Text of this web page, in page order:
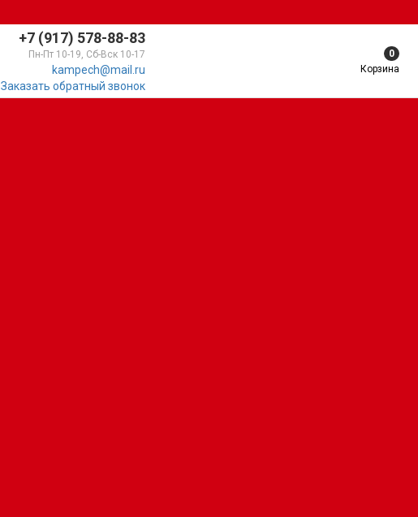
+7 (917) 578-88-83
Пн-Пт 10-19, Сб-Вск 10-17
kampech@mail.ru
Заказать обратный звонок
0
Корзина